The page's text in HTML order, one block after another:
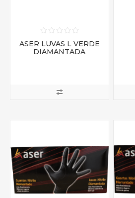
ASER LUVAS L VERDE
DIAMANTADA